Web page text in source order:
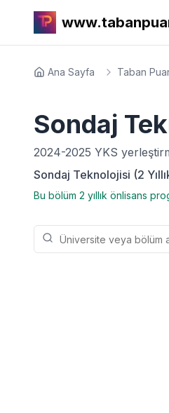
Ana Sayfa Taban
Sondaj
2024-2025 YKS
Sondaj Teknolojisi (2
Bu bölüm 2 yıllık önlisans